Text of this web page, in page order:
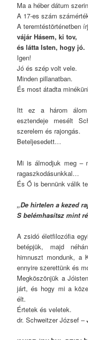
Ma a héber dátum
A 17-es szám
A teremtéstörténetben
vájár Hásem, ki tov,
és látta Isten, hogy jó.
Igen!
Jó és szép volt vele.
Minden pillanatban.
És most átadta
Itt ez a három álom
esztendeje mesélt
szerelem és rajongás.
Beteljesedett…
Mi is álmodjuk meg –
ragaszkodásunkkal…
És Ő is bennünk válik
„De hirtelen a kezed
S belémhasítsz mint
A zsidó életfilozófia
betépjük, majd
himnuszt mondunk, a
ennyire szerettünk és
Megköszönjük a
járt, és hogy mi a
élt.
Értetek és veletek.
dr. Schweitzer József –